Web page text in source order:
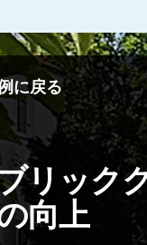
に戻る
リック
向上